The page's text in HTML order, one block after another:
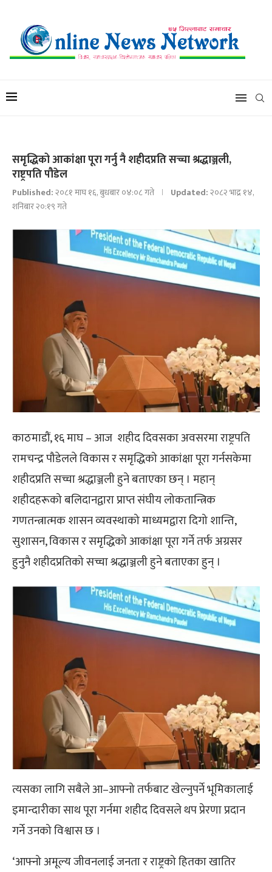
समृद्धिको आकांक्षा पूरा गर्नु नै शहीदप्रति सच्चा श्रद्धाञ्जली,
राष्ट्रपति पौडेल
Published:२०८१ माघ १६, बुधबार ०४:०८ गते Updated:२०८२ भाद्र १४,
शनिबार २०:१९ गते
काठमाडौं, १६ माघ – आज शहीद दिवसका अवसरमा राष्ट्रपति
रामचन्द्र पौडेलले विकास र समृद्धिको आकांक्षा पूरा गर्नसकेमा
शहीदप्रति सच्चा श्रद्धाञ्जली हुने बताएका छन् । महान्
शहीदहरूको बलिदानद्वारा प्राप्त संघीय लोकतान्त्रिक
गणतन्त्रात्मक शासन व्यवस्थाको माध्यमद्वारा दिगो शान्ति,
सुशासन, विकास र समृद्धिको आकांक्षा पूरा गर्ने तर्फ अग्रसर
हुनुनै शहीदप्रतिको सच्चा श्रद्धाञ्जली हुने बताएका हुन् ।
त्यसका लागि सबैले आ–आफ्नो तर्फबाट खेल्नुपर्ने भूमिकालाई
इमान्दारीका साथ पूरा गर्नमा शहीद दिवसले थप प्रेरणा प्रदान
गर्ने उनको विश्वास छ ।
‘आफ्नो अमूल्य जीवनलाई जनता र राष्ट्रको हितका खातिर